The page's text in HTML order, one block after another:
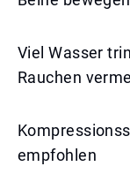
Viel Wasser
Rauchen
empfohlen